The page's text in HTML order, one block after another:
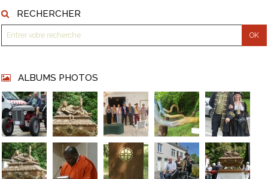
RECHERCHER
ALBUMS PHOTOS